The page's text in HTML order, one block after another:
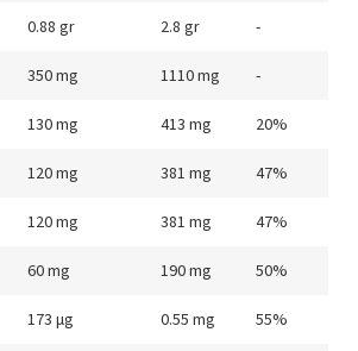
0.88 gr 2.8 gr -
350 mg 1110 mg -
130 mg 413 mg 20%
120 mg 381 mg 47%
120 mg 381 mg 47%
60 mg 190 mg 50%
173 μg 0.55 mg 55%